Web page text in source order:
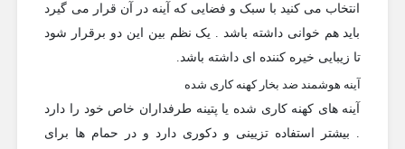
انتخاب می کنید با سبک و فضایی که آینه در آن قرار می گیرد
باید هم خوانی داشته باشد . یک نظم بین این دو برقرار شود
تا زیبایی خیره کننده ای داشته باشد.
آینه هوشمند ضد بخار کهنه کاری شده
آینه های کهنه کاری شده یا پتینه طرفداران خاص خود را دارد
. بیشتر استفاده تزیینی و دکوری دارد و در حمام ها برای